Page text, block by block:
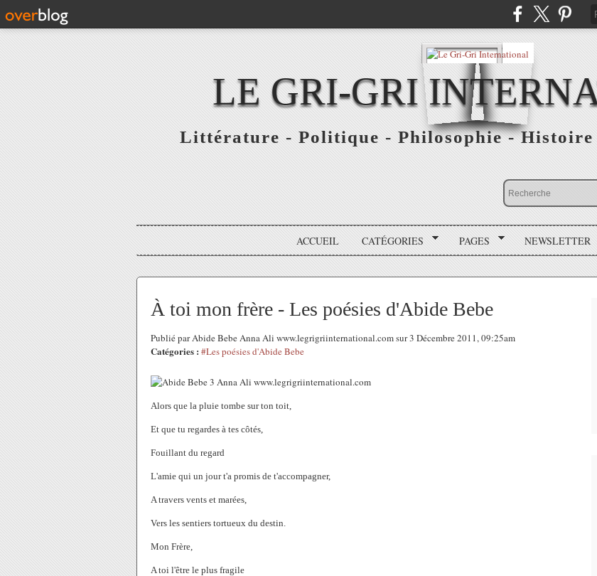
LE GRI-GRI
Littérature - Politique - Philosophie - Histoire
ACCUEIL CATÉGORIES PAGES NEWSLETTER
À toi mon frère - Les poésies d'Abide Bebe
Publié par Abide Bebe Anna Ali www.legrigriinternational.com sur 3 Décembre 2011, 09:25am
Catégories : #Les poésies d'Abide Bebe
Alors que la pluie tombe sur ton toit,
Et que tu regardes à tes côtés,
Fouillant du regard
L'amie qui un jour t'a promis de t'accompagner,
A travers vents et marées,
Vers les sentiers tortueux du destin.
Mon Frère,
A toi l'être le plus fragile